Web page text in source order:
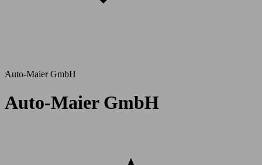
Auto-Maier GmbH
Auto-Maier GmbH